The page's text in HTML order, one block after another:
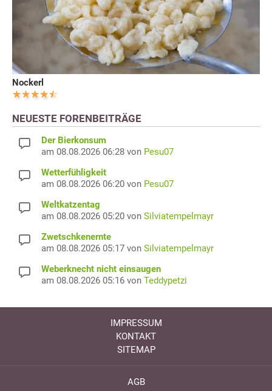
Nockerl
NEUESTE FORENBEITRÄGE
Der Bierkonsum
am 08.08.2026 06:28 von Pesu07
Wetterfühligkeit
am 08.08.2026 06:20 von Pesu07
Weltkatzentag
am 08.08.2026 05:20 von Silviatempelmayr
Zwetschkenernte
am 08.08.2026 05:17 von Silviatempelmayr
Weberknecht nicht einsaugen
am 08.08.2026 05:16 von Teddypetzi
IMPRESSUM
KONTAKT
SITEMAP
AGB